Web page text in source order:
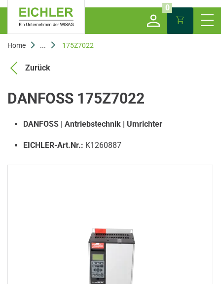
0
Home ... 175Z7022
Zurück
DANFOSS 175Z7022
DANFOSS | Antriebstechnik | Umrichter
EICHLER-Art.Nr.: K1260887